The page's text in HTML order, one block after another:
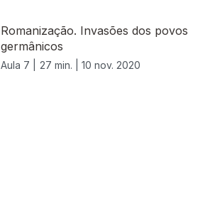
Romanização. Invasões dos povos
germânicos
Aula 7 | 27 min. | 10 nov. 2020